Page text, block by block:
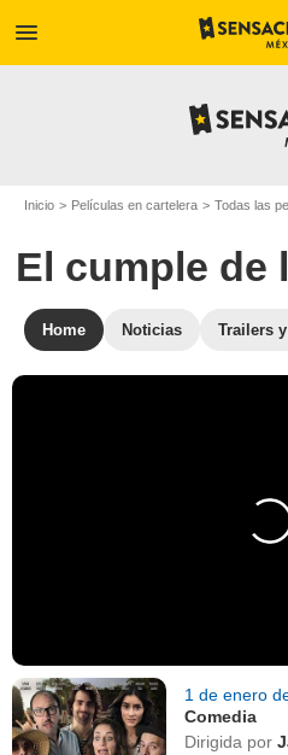
menu
Inicio Películas en cartelera Todas las
El cumple de
Home Noticias Trailers
1 de enero
Comedia
Dirigida por